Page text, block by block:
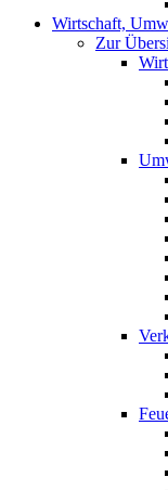
Wirtschaft,
Zur